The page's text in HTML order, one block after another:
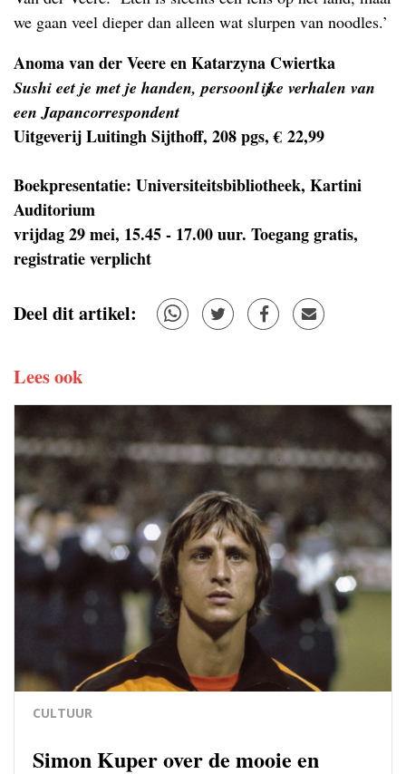
we gaan veel dieper dan alleen wat slurpen van noodles.’
Anoma van der Veere en Katarzyna Cwiertka
Sushi eet je met je handen, persoonlijke verhalen van
een Japancorrespondent
Uitgeverij Luitingh Sijthoff, 208 pgs, € 22,99
Boekpresentatie: Universiteitsbibliotheek, Kartini
Auditorium
vrijdag 29 mei, 15.45 - 17.00 uur. Toegang gratis,
registratie verplicht
Deel dit artikel:
Lees ook
CULTUUR
Simon Kuper over de mooie en